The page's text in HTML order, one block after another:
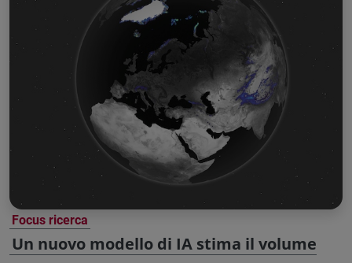
Focus ricerca
Un nuovo modello di IA stima il volume